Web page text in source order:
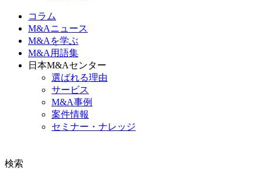
コラム
M&Aニュース
M&Aを学ぶ
M&A用語集
日本M&Aセンター
選ばれる理由
サービス
M&A事例
案件情報
セミナー・ナレッジ
検索